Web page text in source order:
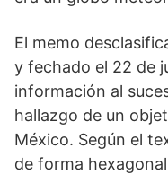
El memo
y fechado el 22 de
información al
hallazgo de un
México. Según el
de forma